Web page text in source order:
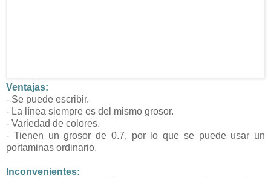
Ventajas:
- Se puede escribir.
- La línea siempre es del mismo grosor.
- Variedad de colores.
- Tienen un grosor de 0.7, por lo que se puede usar un
portaminas ordinario.
Inconvenientes: